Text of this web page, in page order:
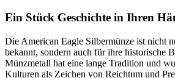
Ein Stück Geschichte in Ihren
Die American Eagle Silbermünze ist nicht
bekannt, sondern auch für ihre historische
Münzmetall hat eine lange Tradition und
Kulturen als Zeichen von Reichtum und